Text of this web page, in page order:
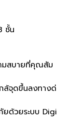
ชั้น
มสบายที่คุณสัม
ล้จุดขึ้นลงทางด่
ด้วยระบบ Digi